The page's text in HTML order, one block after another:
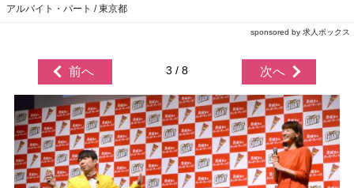
アルバイト・パート / 東京都
sponsored by 求人ボックス
前へ 3 / 8 次へ